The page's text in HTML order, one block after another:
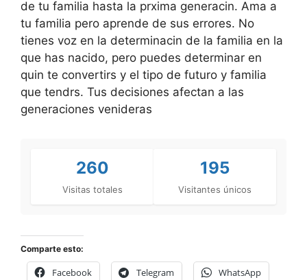
de tu familia hasta la prxima generacin. Ama a
tu familia pero aprende de sus errores. No
tienes voz en la determinacin de la familia en la
que has nacido, pero puedes determinar en
quin te convertirs y el tipo de futuro y familia
que tendrs. Tus decisiones afectan a las
generaciones venideras
260
Visitas totales
195
Visitantes únicos
Comparte esto:
Facebook Telegram WhatsApp